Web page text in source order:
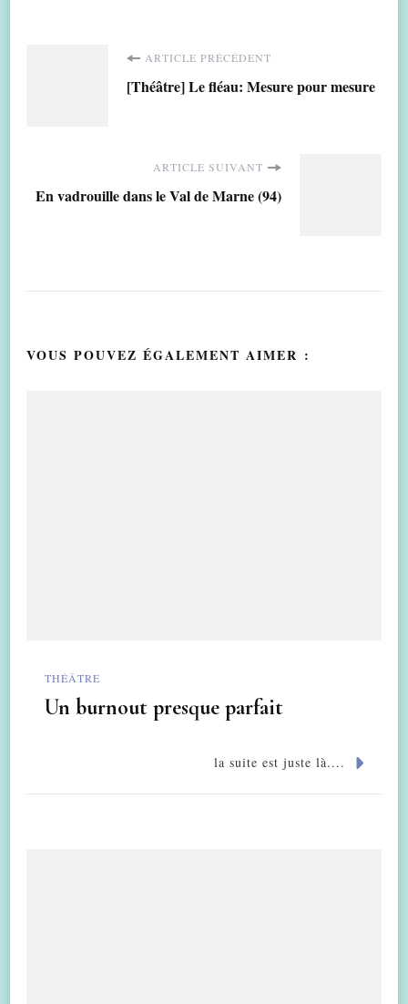
Navigation
d'article
ARTICLE PRÉCÉDENT
[Théâtre] Le fléau: Mesure pour mesure
ARTICLE SUIVANT
En vadrouille dans le Val de Marne (94)
VOUS POUVEZ ÉGALEMENT AIMER :
THÉÂTRE
Un burnout presque parfait
la suite est juste là....